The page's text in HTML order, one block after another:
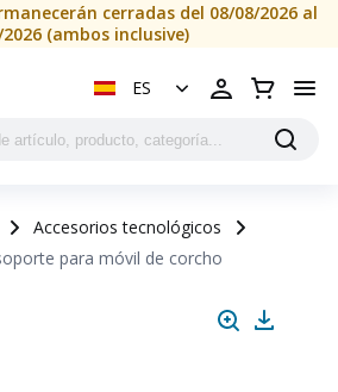
cerradas del 08/08/2026 al
2026 (ambos inclusive)
ES
Accesorios tecnológicos
para móvil de corcho